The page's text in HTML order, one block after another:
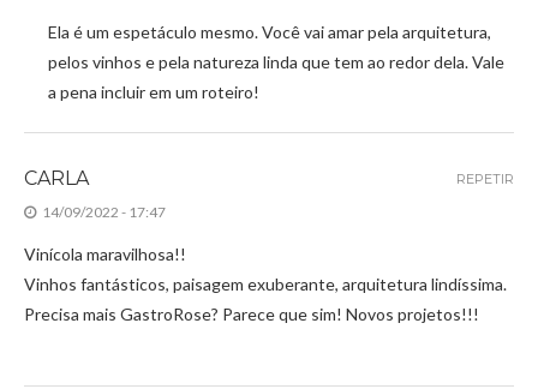
Ela é um espetáculo mesmo. Você vai amar pela arquitetura,
pelos vinhos e pela natureza linda que tem ao redor dela. Vale
a pena incluir em um roteiro!
CARLA
14/09/2022 - 17:47
Vinícola maravilhosa!!
Vinhos fantásticos, paisagem exuberante, arquitetura lindíssima.
Precisa mais GastroRose? Parece que sim! Novos projetos!!!
REPETIR